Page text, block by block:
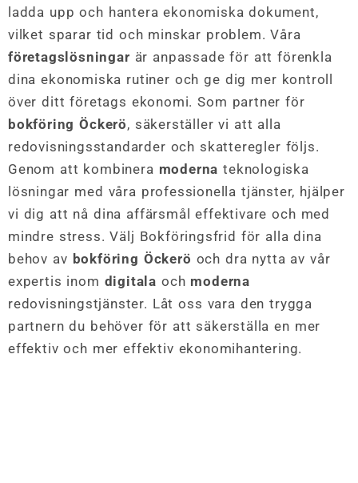
ladda upp och hantera ekonomiska dokument,
vilket sparar tid och minskar problem. Våra
företagslösningar är anpassade för att förenkla
dina ekonomiska rutiner och ge dig mer kontroll
över ditt företags ekonomi. Som partner för
bokföring Öckerö, säkerställer vi att alla
redovisningsstandarder och skatteregler följs.
Genom att kombinera moderna teknologiska
lösningar med våra professionella tjänster, hjälper
vi dig att nå dina affärsmål effektivare och med
mindre stress. Välj Bokföringsfrid för alla dina
behov av bokföring Öckerö och dra nytta av vår
expertis inom digitala och moderna
redovisningstjänster. Låt oss vara den trygga
partnern du behöver för att säkerställa en mer
effektiv och mer effektiv ekonomihantering.